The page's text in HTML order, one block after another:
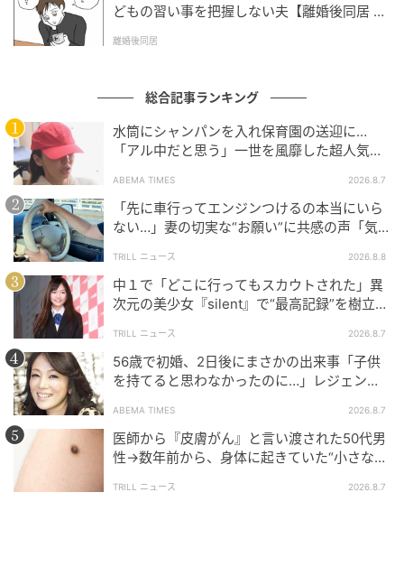
どもの習い事を把握しない夫【離婚後同居 Vo
離婚後同居
総合記事ランキング
水筒にシャンパンを入れ保育園の送迎に…
「アル中だと思う」一世を風靡した超人気タ
ABEMA TIMES 2026.8.7
「先に車行ってエンジンつけるの本当にいら
ない…」妻の切実な“お願い”に共感の声「気
TRILL ニュース 2026.8.8
中１で「どこに行ってもスカウトされた」異
次元の美少女『silent』で“最高記録”を樹立し
TRILL ニュース 2026.8.7
56歳で初婚、2日後にまさかの出来事「子供
を持てると思わなかったのに…」レジェンド
ABEMA TIMES 2026.8.7
医師から『皮膚がん』と言い渡された50代男
性→数年前から、身体に起きていた“小さな異
TRILL ニュース 2026.8.7